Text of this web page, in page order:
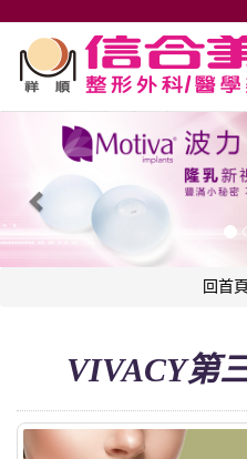
整形外科,高雄信合美整形,魔滴隆乳,隆鼻,雙眼皮,
Previous
回首頁
VIVACY第